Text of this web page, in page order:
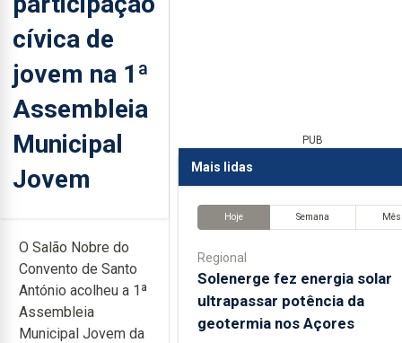
cívica de
jovem na 1ª
Assembleia
Municipal
Jovem
O Salão Nobre do
Convento de Santo
António acolheu a 1ª
Assembleia
Municipal Jovem da
PUB
Mais lidas
Hoje Semana Mês
Regional
Solenerge fez energia solar
ultrapassar potência da
geotermia nos Açores